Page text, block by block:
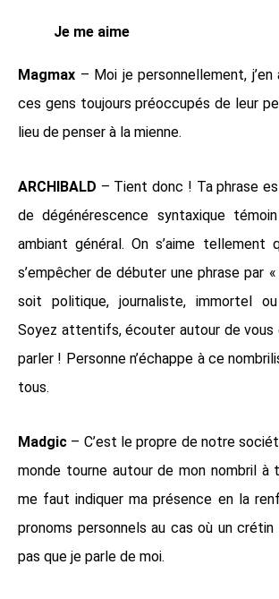
Je me aime
Magmax – Moi je personnellement,
ces gens toujours préoccupés de leur
lieu de penser à la mienne.
ARCHIBALD – Tient donc ! Ta phrase
de dégénérescence syntaxique
ambiant général. On s’aime tellement
s’empêcher de débuter une phrase par «
soit politique, journaliste, immortel
Soyez attentifs, écouter autour de
parler ! Personne n’échappe à ce
tous.
Madgic – C’est le propre de notre
monde tourne autour de mon nombril à
me faut indiquer ma présence en la
pronoms personnels au cas où un
pas que je parle de moi.